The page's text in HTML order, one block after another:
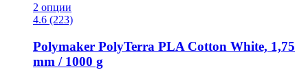
2 опции
4.6 (223)
Polymaker PolyTerra PLA Cotton White, 1,75
mm / 1000 g